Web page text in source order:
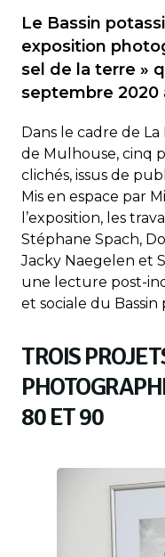
Le Bassin
exposition
sel de la terre »
septembre 2020
Dans le cadre de
de Mulhouse, cinq
clichés, issus de
Mis en espace par
l’exposition, les
Stéphane Spach,
Jacky Naegelen et
une lecture post-
et sociale du Bassin
TROIS
80 ET 90